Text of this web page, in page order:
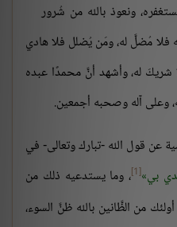
ونعوذ بالله من شُرور
فلا مُضلَّ له، ومَن يُضلل فلا هادي
شريكَ له، وأشهد أنَّ محمدًا عبده
وعلى آله وصحبه أجمعين.
عن قول الله -تبارك وتعالى- في
بي [1] ، وما يستدعيه ذلك من
من الظَّانين بالله ظنَّ السوء،